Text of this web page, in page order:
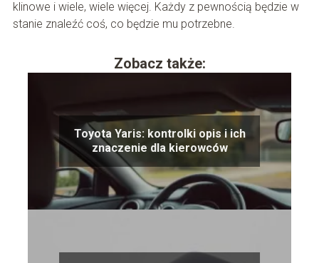
klinowe i wiele, wiele więcej. Każdy z pewnością będzie w
stanie znaleźć coś, co będzie mu potrzebne.
Zobacz także:
Toyota Yaris: kontrolki opis i ich
znaczenie dla kierowców